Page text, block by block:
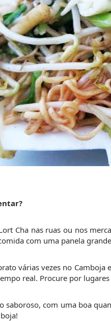
?
Cha nas ruas ou nos
com uma panela
várias vezes no
real. Procure por
saboroso, com uma boa